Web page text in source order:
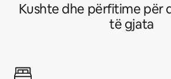
Kushte dhe përfitime për
të gjata